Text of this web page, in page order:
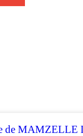
de